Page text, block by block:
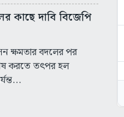
কাছে দাবি বিজেপি
ক্ষমতার বদলের পর
করতে তৎপর হল